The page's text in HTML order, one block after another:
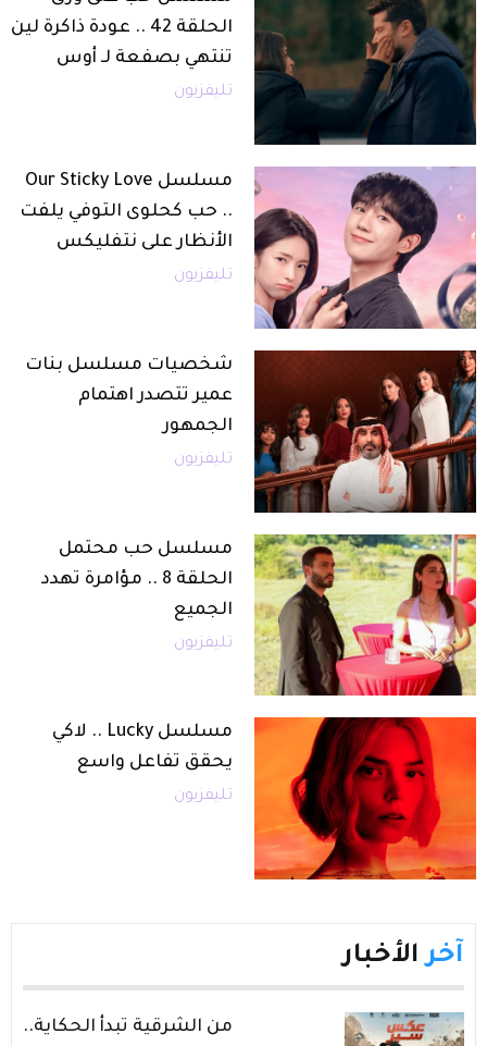
الحلقة 42 .. عودة ذاكرة لين
تنتهي بصفعة لـ أوس
تليفزيون
مسلسل Our Sticky Love
.. حب كحلوى التوفي يلفت
الأنظار على نتفليكس
تليفزيون
شخصيات مسلسل بنات
عمير تتصدر اهتمام
الجمهور
تليفزيون
مسلسل حب محتمل
الحلقة 8 .. مؤامرة تهدد
الجميع
تليفزيون
مسلسل Lucky .. لاكي
يحقق تفاعل واسع
تليفزيون
آخر الأخبار
من الشرقية تبدأ الحكاية..